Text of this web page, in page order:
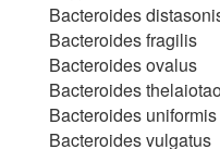
Bacteroides
Bacteroides fragilis
Bacteroides ovalus
Bacteroides
Bacteroides uniformis
Bacteroides vulgatus